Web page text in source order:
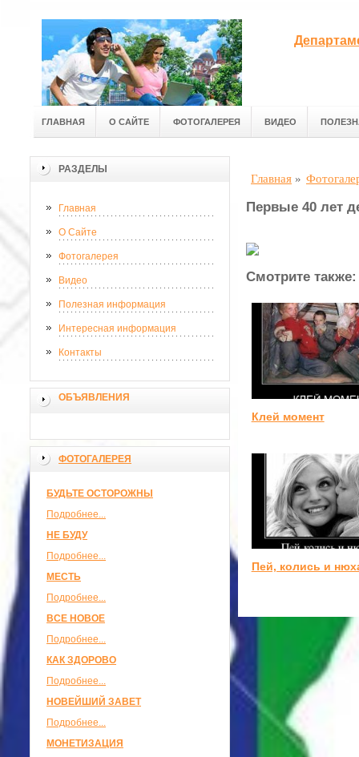
ГЛАВНАЯ О САЙТЕ ФОТОГАЛЕРЕЯ ВИДЕО
РАЗДЕЛЫ
Главная
О Сайте
Фотогалерея
Видео
Полезная информация
Интересная информация
Контакты
ОБЪЯВЛЕНИЯ
ФОТОГАЛЕРЕЯ
БУДЬТЕ ОСТОРОЖНЫ
Подробнее...
НЕ БУДУ
Подробнее...
МЕСТЬ
Подробнее...
ВСЕ НОВОЕ
Подробнее...
КАК ЗДОРОВО
Подробнее...
НОВЕЙШИЙ ЗАВЕТ
Подробнее...
МОНЕТИЗАЦИЯ
Главная »
Первые 40 лет
Смотрите также:
Клей момент
Пей, колись и